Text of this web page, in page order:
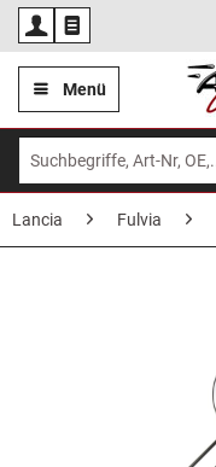
Menü
Lancia Fulvia